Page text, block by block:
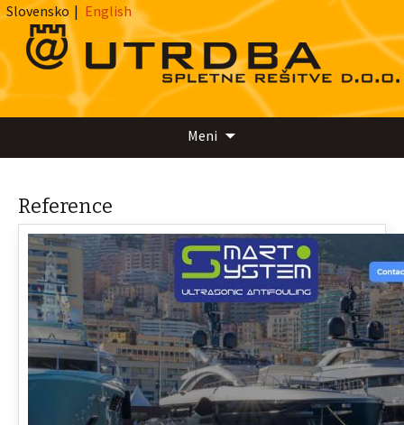
Slovensko | English
Meni
Reference